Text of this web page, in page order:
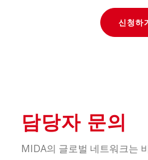
신청하
담당자 문의
MIDA의 글로벌 네트워크는